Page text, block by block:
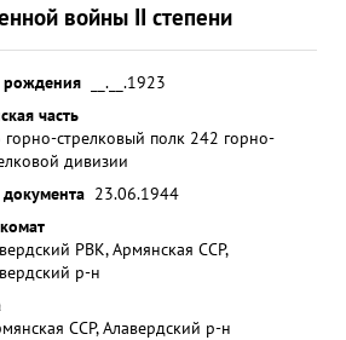
войны II степени
рождения
__.__.1923
часть
стрелковый полк 242 горно-
дивизии
23.06.1944
РВК, Армянская ССР,
р-н
ССР, Алавердский р-н